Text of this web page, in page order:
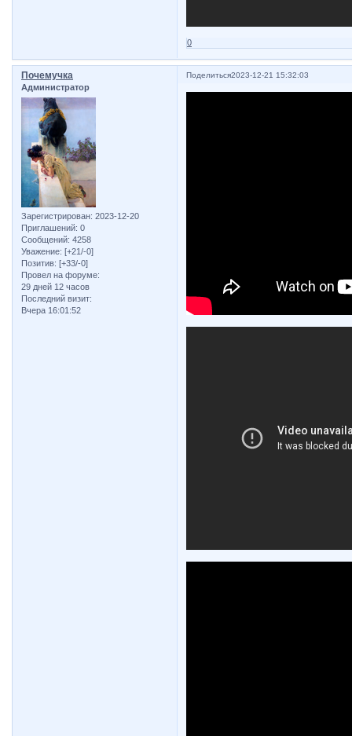
0
Поделиться2023-12-21 15:32:03
Почемучка
Администратор
Зарегистрирован: 2023-12-20
Приглашений: 0
Сообщений: 4258
Уважение: [+21/-0]
Позитив: [+33/-0]
Провел на форуме:
29 дней 12 часов
Последний визит:
Вчера 16:01:52